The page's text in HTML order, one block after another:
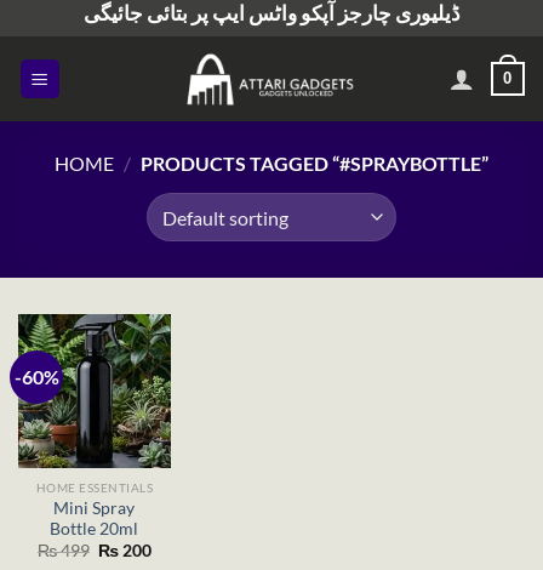
content
ڈیلیوری چارجز آپکو واٹس ایپ پر بتائی جائیگی
0
HOME / PRODUCTS TAGGED “#SPRAYBOTTLE”
-60%
HOME ESSENTIALS
Mini Spray
Bottle 20ml
₨499 Original
₨ 200Current